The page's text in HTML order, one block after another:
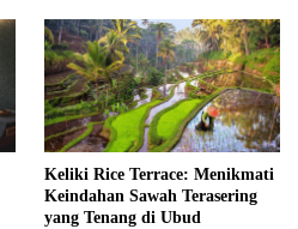
Keliki Rice Terrace: Menikmati
Keindahan Sawah Terasering
yang Tenang di Ubud